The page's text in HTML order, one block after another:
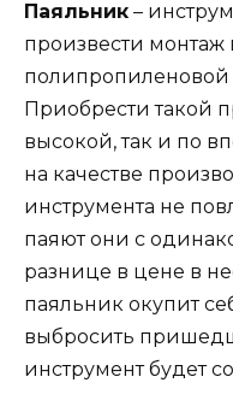
Паяльник –
произвести монтаж
полипропиленовой
Приобрести такой
высокой, так и по
на качестве
инструмента не
паяют они с
разнице в цене в
паяльник окупит
выбросить
инструмент будет